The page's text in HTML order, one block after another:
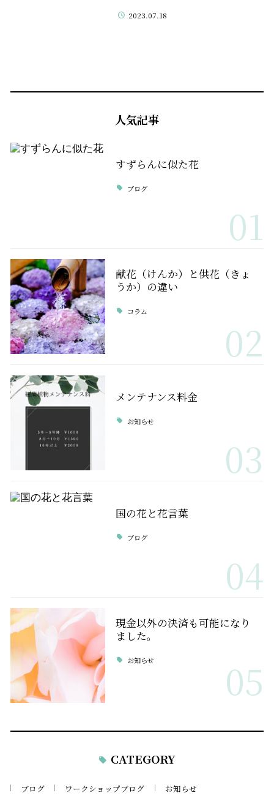
2023.07.18
人気記事
すずらんに似た花
ブログ
01
献花（けんか）と供花（きょ
うか）の違い
コラム
02
メンテナンス料金
お知らせ
03
国の花と花言葉
ブログ
04
現金以外の決済も可能になり
ました。
お知らせ 05
CATEGORY
ブログ ワークショップブログ お知らせ